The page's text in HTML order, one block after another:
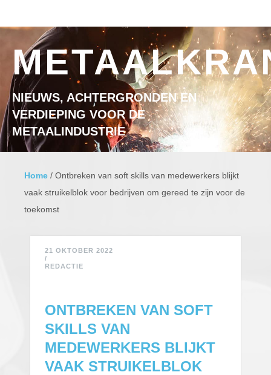
NIEUWS, ACHTERGRONDEN EN
VERDIEPING VOOR DE
METAALINDUSTRIE
Home / Ontbreken van soft skills van medewerkers blijkt
vaak struikelblok voor bedrijven om gereed te zijn voor de
toekomst
21 OKTOBER 2022
/
REDACTIE
ONTBREKEN VAN SOFT
SKILLS VAN
MEDEWERKERS BLIJKT
VAAK STRUIKELBLOK